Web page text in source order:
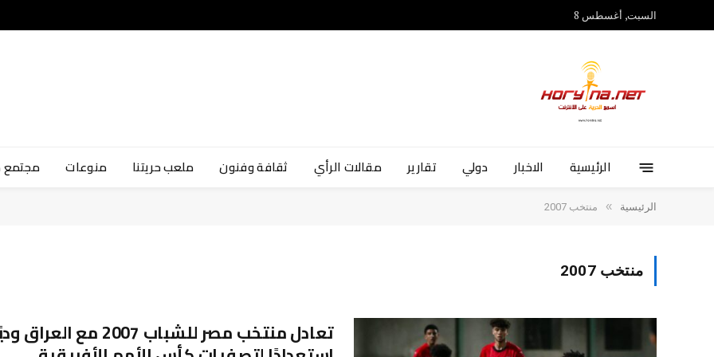
السبت, أغسطس 8
الرئيسية الاخبار دولي تقارير مقالات الرأي ثقافة وفنون ملعب حريتنا منوعات
الرئيسية » منتخب 2007
منتخب 2007
تعادل منتخب مصر للشباب 2007 مع